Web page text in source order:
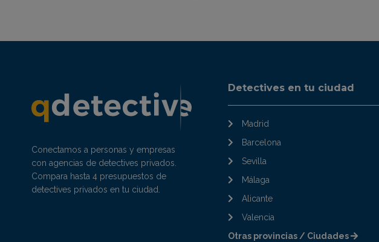
Conectamos a personas y empresas
con agencias de detectives privados.
Compara hasta 4 presupuestos de
detectives privados en tu ciudad.
Detectives en tu ciudad
Madrid
Barcelona
Sevilla
Málaga
Alicante
Valencia
Otras provincias / Ciudades